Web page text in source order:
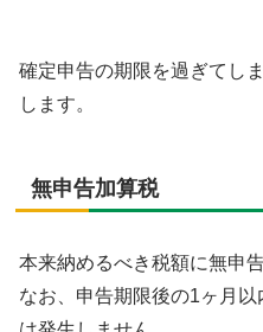
確定申告の期限を過ぎてし
します。
無申告加算税
本来納めるべき税額に無申
なお、申告期限後の1ヶ月